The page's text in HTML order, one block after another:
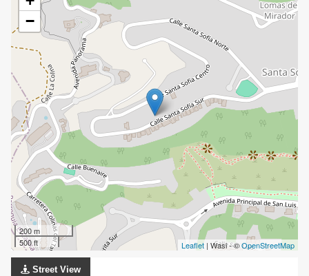
−
200 m
500 ft
Leaflet | Wasi - ©OpenStreetMap
Street View